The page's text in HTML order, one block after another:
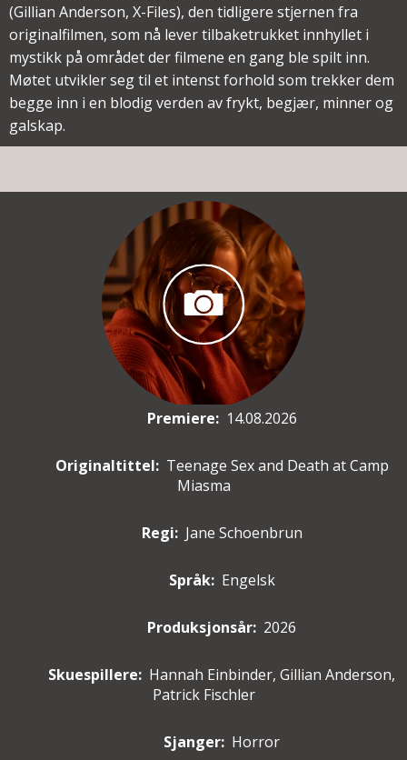
(Gillian Anderson, X-Files), den tidligere stjernen fra
originalfilmen, som nå lever tilbaketrukket innhyllet i
mystikk på området der filmene en gang ble spilt inn.
Møtet utvikler seg til et intenst forhold som trekker dem
begge inn i en blodig verden av frykt, begjær, minner og
galskap.
Premiere: 14.08.2026
Originaltittel: Teenage Sex and Death at Camp
Miasma
Regi: Jane Schoenbrun
Språk: Engelsk
Produksjonsår: 2026
Skuespillere: Hannah Einbinder, Gillian Anderson,
Patrick Fischler
Sjanger: Horror